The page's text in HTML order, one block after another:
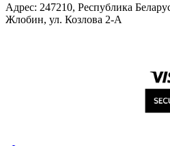
Адрес: 247210, Республика
Жлобин, ул. Козлова 2-А